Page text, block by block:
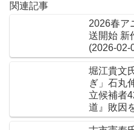
関連記事
2026春ア
送開始 新
(2026-02-
堀江貴文
ぎ」石丸
立候補者
道』敗因